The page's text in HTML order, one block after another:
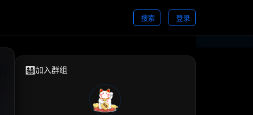
搜索 登录
👨‍👩‍👧‍👦加入群组